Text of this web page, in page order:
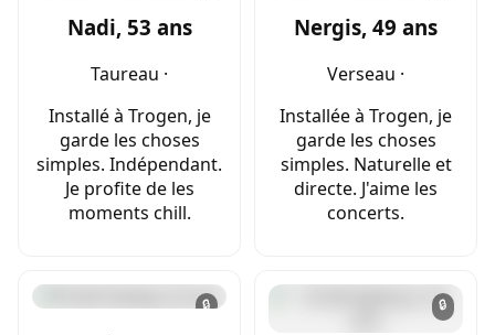
Nadi, 53 ans
Taureau ·
Installé à Trogen, je
garde les choses
simples. Indépendant.
Je profite de les
moments chill.
Nergis, 49 ans
Verseau ·
Installée à Trogen, je
garde les choses
simples. Naturelle et
directe. J'aime les
concerts.
🔒 🔒